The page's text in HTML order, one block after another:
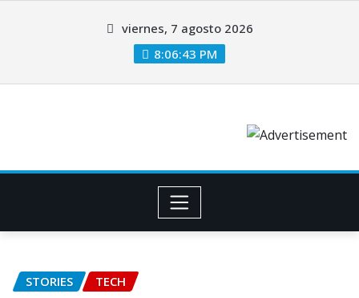
viernes, 7 agosto 2026
8:06:43 PM
STORIES TECH